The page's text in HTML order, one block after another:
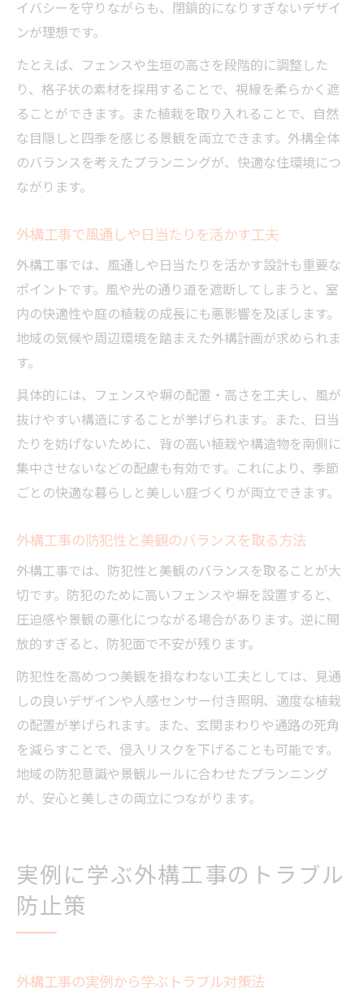
イバシーを守りながらも、閉鎖的になりすぎないデザイ
ンが理想です。
たとえば、フェンスや生垣の高さを段階的に調整した
り、格子状の素材を採用することで、視線を柔らかく遮
ることができます。また植栽を取り入れることで、自然
な目隠しと四季を感じる景観を両立できます。外構全体
のバランスを考えたプランニングが、快適な住環境につ
ながります。
外構工事で風通しや日当たりを活かす工夫
外構工事では、風通しや日当たりを活かす設計も重要な
ポイントです。風や光の通り道を遮断してしまうと、室
内の快適性や庭の植栽の成長にも悪影響を及ぼします。
地域の気候や周辺環境を踏まえた外構計画が求められま
す。
具体的には、フェンスや塀の配置・高さを工夫し、風が
抜けやすい構造にすることが挙げられます。また、日当
たりを妨げないために、背の高い植栽や構造物を南側に
集中させないなどの配慮も有効です。これにより、季節
ごとの快適な暮らしと美しい庭づくりが両立できます。
外構工事の防犯性と美観のバランスを取る方法
外構工事では、防犯性と美観のバランスを取ることが大
切です。防犯のために高いフェンスや塀を設置すると、
圧迫感や景観の悪化につながる場合があります。逆に開
放的すぎると、防犯面で不安が残ります。
防犯性を高めつつ美観を損なわない工夫としては、見通
しの良いデザインや人感センサー付き照明、適度な植栽
の配置が挙げられます。また、玄関まわりや通路の死角
を減らすことで、侵入リスクを下げることも可能です。
地域の防犯意識や景観ルールに合わせたプランニング
が、安心と美しさの両立につながります。
実例に学ぶ外構工事のトラブル
防止策
外構工事の実例から学ぶトラブル対策法